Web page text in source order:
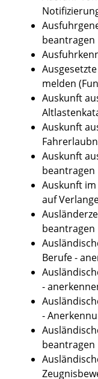
beantragen
melden
Auskunft
Auskunft
Auskunft
beantragen
Auskunft
auf
beantragen
Berufe -
-
-
beantragen